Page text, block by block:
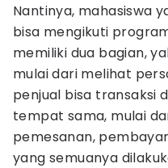
Nantinya, mahasiswa
bisa mengikuti
memiliki dua bagian,
mulai dari melihat
penjual bisa transaksi
tempat sama, mulai
pemesanan,
yang semuanya